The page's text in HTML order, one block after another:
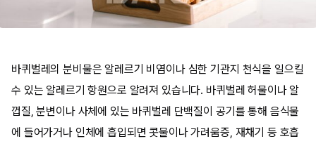
바퀴벌레의 분비물은 알레르기 비염이나 심한 기관지 천식을 일으킬
수 있는 알레르기 항원으로 알려져 있습니다. 바퀴벌레 허물이나 알
껍질, 분변이나 사체에 있는 바퀴벌레 단백질이 공기를 통해 음식물
에 들어가거나 인체에 흡입되면 콧물이나 가려움증, 재채기 등 호흡